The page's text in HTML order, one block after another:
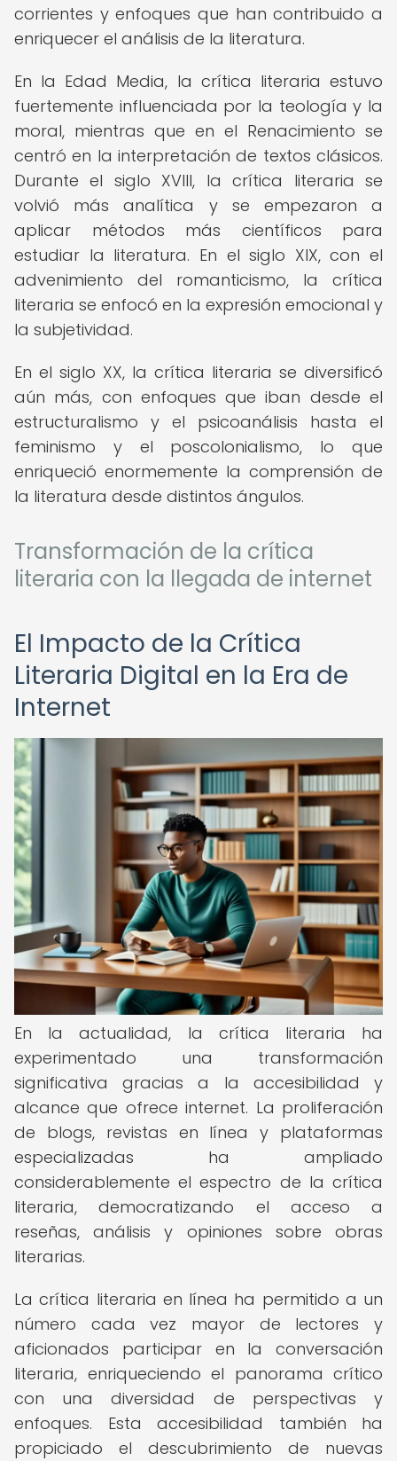
corrientes y enfoques que han contribuido a
enriquecer el análisis de la literatura.
En la Edad Media, la crítica literaria estuvo
fuertemente influenciada por la teología y la
moral, mientras que en el Renacimiento se
centró en la interpretación de textos clásicos.
Durante el siglo XVIII, la crítica literaria se
volvió más analítica y se empezaron a
aplicar métodos más científicos para
estudiar la literatura. En el siglo XIX, con el
advenimiento del romanticismo, la crítica
literaria se enfocó en la expresión emocional y
la subjetividad.
En el siglo XX, la crítica literaria se diversificó
aún más, con enfoques que iban desde el
estructuralismo y el psicoanálisis hasta el
feminismo y el poscolonialismo, lo que
enriqueció enormemente la comprensión de
la literatura desde distintos ángulos.
Transformación de la crítica
literaria con la llegada de internet
El Impacto de la Crítica
Literaria Digital en la Era de
Internet
En la actualidad, la crítica literaria ha
experimentado una transformación
significativa gracias a la accesibilidad y
alcance que ofrece internet. La proliferación
de blogs, revistas en línea y plataformas
especializadas ha ampliado
considerablemente el espectro de la crítica
literaria, democratizando el acceso a
reseñas, análisis y opiniones sobre obras
literarias.
La crítica literaria en línea ha permitido a un
número cada vez mayor de lectores y
aficionados participar en la conversación
literaria, enriqueciendo el panorama crítico
con una diversidad de perspectivas y
enfoques. Esta accesibilidad también ha
propiciado el descubrimiento de nuevas